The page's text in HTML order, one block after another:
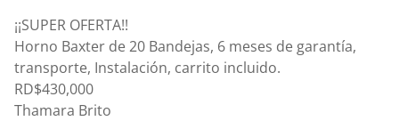
¡¡SUPER OFERTA!!
Horno Baxter de 20 Bandejas, 6 meses de garantía,
transporte, Instalación, carrito incluido.
RD$430,000
Thamara Brito